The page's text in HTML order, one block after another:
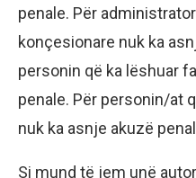
penale. Për
konçesionare nuk ka
personin që ka lëshuar
penale. Për personin/at
nuk ka asnje akuzë
Si mund të jem unë